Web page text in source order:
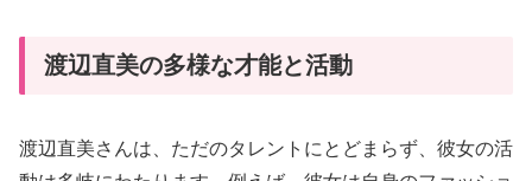
渡辺直美の多様な才能と活動
渡辺直美さんは、ただのタレントにとどまらず、彼女の活